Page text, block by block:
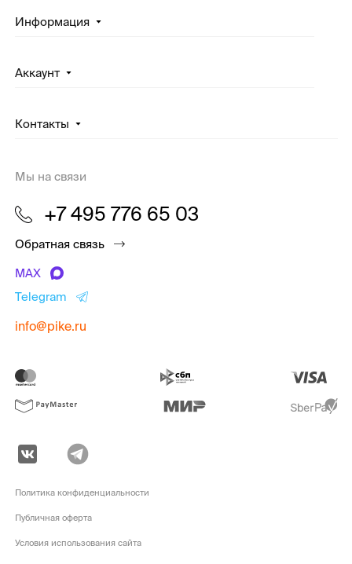
Информация
Аккаунт
Контакты
Мы на связи
+7 495 776 65 03
Обратная связь
MAX
Telegram
info@pike.ru
Политика конфиденциальности
Публичная оферта
Условия использования сайта